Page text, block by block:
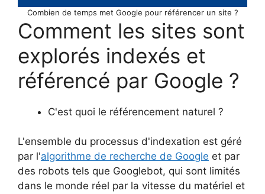
Combien de temps met Google pour référencer un site ?
Comment les sites sont
explorés indexés et
référencé par Google ?
C'est quoi le référencement naturel ?
L'ensemble du processus d'indexation est géré
par l'algorithme de recherche de Google et par
des robots tels que Googlebot, qui sont limités
dans le monde réel par la vitesse du matériel et